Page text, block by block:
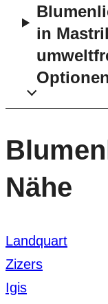
in
Nähe
Landquart
Zizers
Igis